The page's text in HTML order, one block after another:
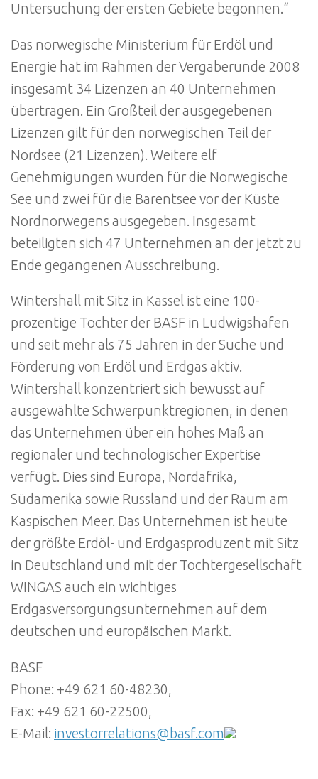
Untersuchung der ersten Gebiete begonnen.“
Das norwegische Ministerium für Erdöl und
Energie hat im Rahmen der Vergaberunde 2008
insgesamt 34 Lizenzen an 40 Unternehmen
übertragen. Ein Großteil der ausgegebenen
Lizenzen gilt für den norwegischen Teil der
Nordsee (21 Lizenzen). Weitere elf
Genehmigungen wurden für die Norwegische
See und zwei für die Barentsee vor der Küste
Nordnorwegens ausgegeben. Insgesamt
beteiligten sich 47 Unternehmen an der jetzt zu
Ende gegangenen Ausschreibung.
Wintershall mit Sitz in Kassel ist eine 100-
prozentige Tochter der BASF in Ludwigshafen
und seit mehr als 75 Jahren in der Suche und
Förderung von Erdöl und Erdgas aktiv.
Wintershall konzentriert sich bewusst auf
ausgewählte Schwerpunktregionen, in denen
das Unternehmen über ein hohes Maß an
regionaler und technologischer Expertise
verfügt. Dies sind Europa, Nordafrika,
Südamerika sowie Russland und der Raum am
Kaspischen Meer. Das Unternehmen ist heute
der größte Erdöl- und Erdgasproduzent mit Sitz
in Deutschland und mit der Tochtergesellschaft
WINGAS auch ein wichtiges
Erdgasversorgungsunternehmen auf dem
deutschen und europäischen Markt.
BASF
Phone: +49 621 60-48230,
Fax: +49 621 60-22500,
E-Mail: investorrelations@basf.com